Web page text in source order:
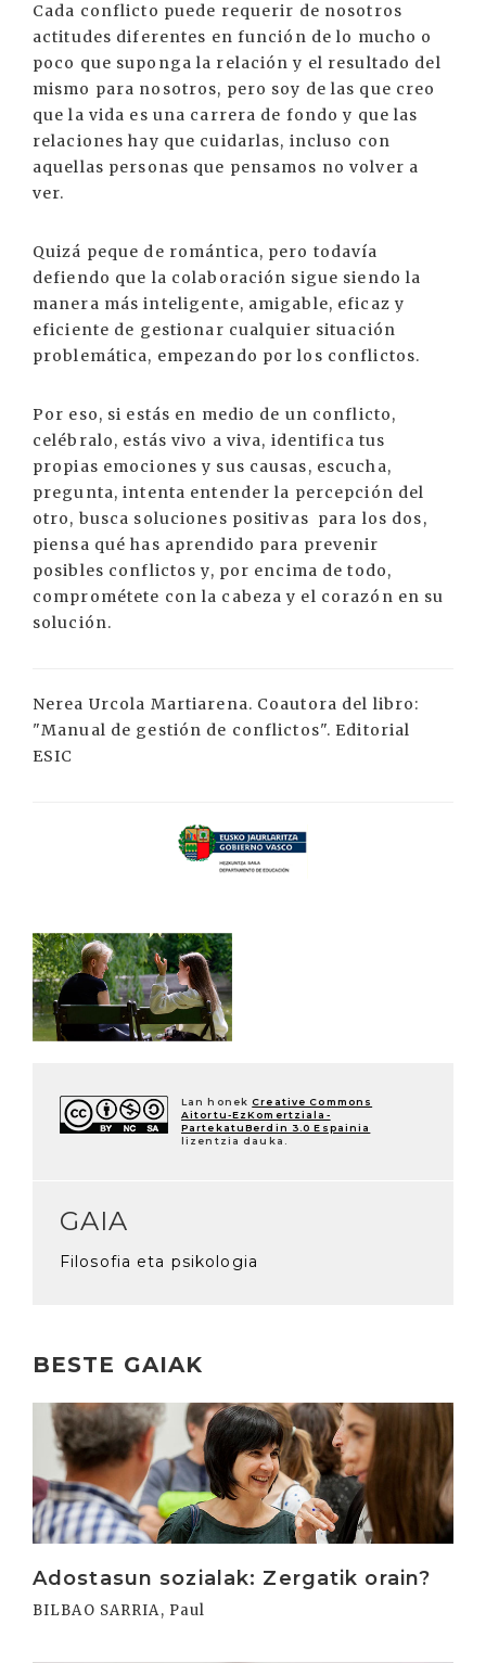
Cada conflicto puede requerir de nosotros
actitudes diferentes en función de lo mucho o
poco que suponga la relación y el resultado del
mismo para nosotros, pero soy de las que creo
que la vida es una carrera de fondo y que las
relaciones hay que cuidarlas, incluso con
aquellas personas que pensamos no volver a
ver.
Quizá peque de romántica, pero todavía
defiendo que la colaboración sigue siendo la
manera más inteligente, amigable, eficaz y
eficiente de gestionar cualquier situación
problemática, empezando por los conflictos.
Por eso, si estás en medio de un conflicto,
celébralo, estás vivo a viva, identifica tus
propias emociones y sus causas, escucha,
pregunta, intenta entender la percepción del
otro, busca soluciones positivas para los dos,
piensa qué has aprendido para prevenir
posibles conflictos y, por encima de todo,
comprométete con la cabeza y el corazón en su
solución.
Nerea Urcola Martiarena. Coautora del libro:
"Manual de gestión de conflictos". Editorial
ESIC
Lan honek Creative Commons
Aitortu-EzKomertziala-
PartekatuBerdin 3.0 Espainia
lizentzia dauka.
GAIA
Filosofia eta psikologia
BESTE GAIAK
Adostasun sozialak: Zergatik orain?
BILBAO SARRIA, Paul
Irakurri